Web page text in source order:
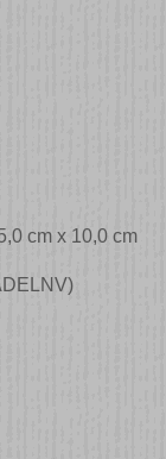
cm x 10,0 cm